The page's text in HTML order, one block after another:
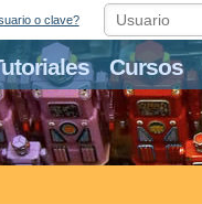
Cursos
o clave?